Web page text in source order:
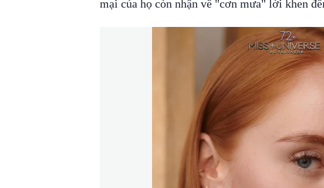
mại của họ còn nhận về "cơn mưa" lời khen